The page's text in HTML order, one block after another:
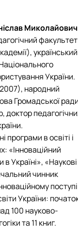
Миколайович
факультет
український
України.
народний
Громадської
доктор
програми в освіті і
«Інноваційний
в Україні», «Наукові
чинник
поступі
України:
100 науково-
та 11 книг.